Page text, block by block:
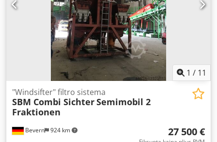
1 / 11
Bevern 924 km
"Windsifter" filtro sistema
SBM Combi SichterSemimobil 2
Fraktionen
27 500 €